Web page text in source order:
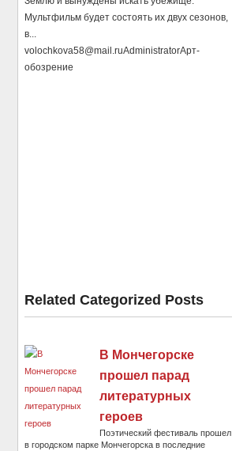
Мультфильм будет состоять их двух сезонов,
в...
volochkova58@mail.ruAdministratorАрт-
обозрение
Related Categorized Posts
В Мончегорске
прошел парад
литературных
героев
Поэтический фестиваль прошел
в городском парке Мончегорска в последние